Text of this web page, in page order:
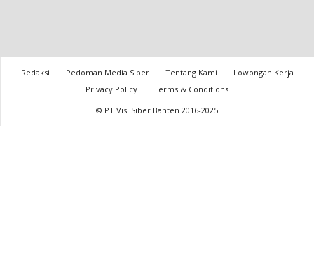
Redaksi Pedoman Media Siber Tentang Kami
Lowongan Kerja
Privacy Policy
Terms & Conditions
© PT Visi Siber Banten 2016-2025